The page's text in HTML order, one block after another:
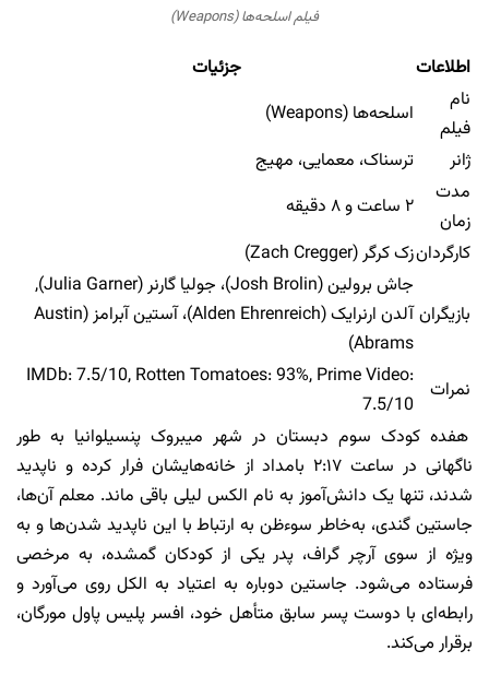
فیلم اسلحه‌ها (Weapons)
اطلاعات
جزئیات
نام
فیلم
اسلحه‌ها (Weapons)
ژانر
ترسناک، معمایی، مهیج
مدت
زمان
۲ ساعت و ۸ دقیقه
کارگردانزک کرگر (Zach Cregger)
بازیگران
جاش برولین (Josh Brolin)، جولیا گارنر (Julia Garner),
آلدن ارنرایک (Alden Ehrenreich)، آستین آبرامز (Austin
Abrams)
نمرات
IMDb: 7.5/10, Rotten Tomatoes: 93%, Prime Video:
7.5/10
هفده کودک سوم دبستان در شهر میبروک پنسیلوانیا به طور
ناگهانی در ساعت ۲:۱۷ بامداد از خانه‌هایشان فرار کرده و ناپدید
شدند، تنها یک دانش‌آموز به نام الکس لیلی باقی ماند. معلم آن‌ها،
جاستین گندی، به‌خاطر سوءظن به ارتباط با این ناپدید شدن‌ها و به
ویژه از سوی آرچر گراف، پدر یکی از کودکان گمشده، به مرخصی
فرستاده می‌شود. جاستین دوباره به اعتیاد به الکل روی می‌آورد و
رابطه‌ای با دوست پسر سابق متأهل خود، افسر پلیس پاول مورگان،
برقرار می‌کند.